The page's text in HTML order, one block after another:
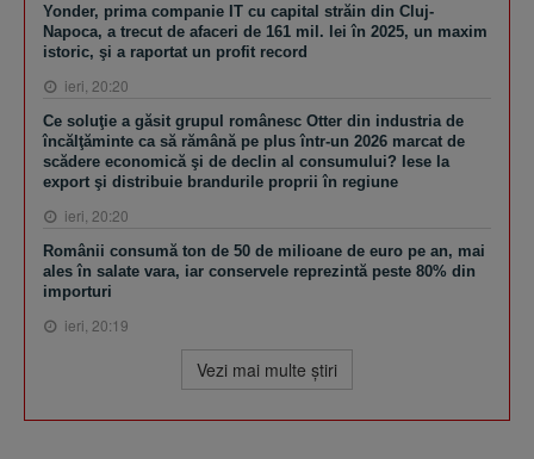
Yonder, prima companie IT cu capital străin din Cluj-
Napoca, a trecut de afaceri de 161 mil. lei în 2025, un maxim
istoric, şi a raportat un profit record
ieri, 20:20
Ce soluţie a găsit grupul românesc Otter din industria de
încălţăminte ca să rămână pe plus într-un 2026 marcat de
scădere economică şi de declin al consumului? Iese la
export şi distribuie brandurile proprii în regiune
ieri, 20:20
Românii consumă ton de 50 de milioane de euro pe an, mai
ales în salate vara, iar conservele reprezintă peste 80% din
importuri
ieri, 20:19
Vezi mai multe ştiri